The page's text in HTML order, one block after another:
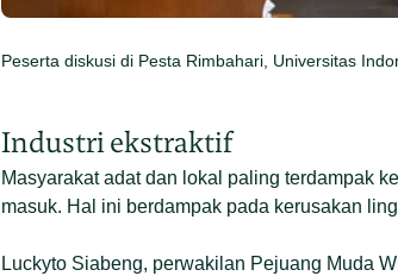
Peserta diskusi di Pesta Rimbahari, Universitas
Industri ekstraktif
Masyarakat adat dan lokal paling terdampak
masuk. Hal ini berdampak pada kerusakan
Luckyto Siabeng, perwakilan Pejuang Muda